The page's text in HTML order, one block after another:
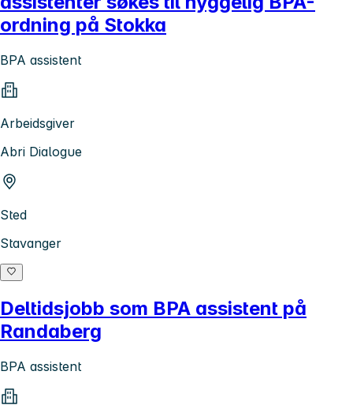
ordning på Stokka
BPA assistent
Arbeidsgiver
Abri Dialogue
Sted
Stavanger
Deltidsjobb som BPA assistent på
Randaberg
BPA assistent